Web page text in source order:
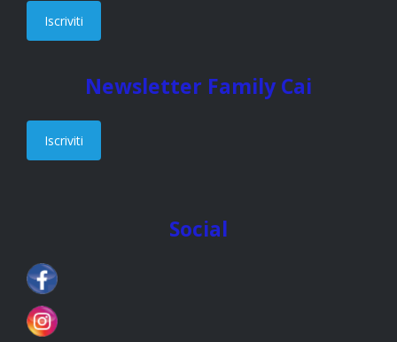
Iscriviti
Newsletter Family Cai
Iscriviti
Social